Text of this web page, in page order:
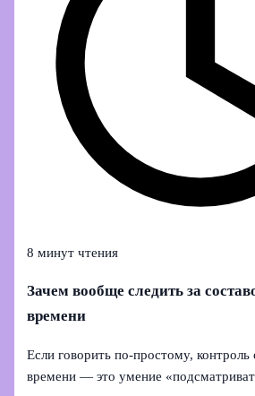
8 минут чтения
Зачем вообще следить за
времени
Если говорить по‑простому, контроль
времени — это умение